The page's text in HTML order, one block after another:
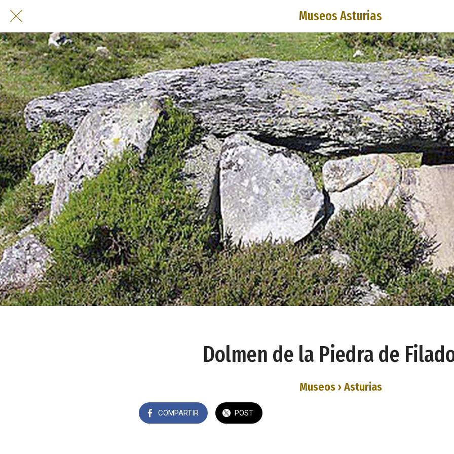
Museos Asturias
Dolmen de la Piedra de
Museos › Asturias
COMPARTIR POST